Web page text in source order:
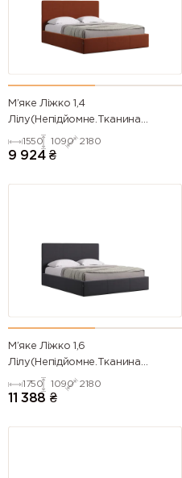
М’яке Ліжко 1,4
Лілу(Непідйомне.Тканина
FLOW,під замовлення)
1550 1090 2180
9 924 ₴
М’яке Ліжко 1,6
Лілу(Непідйомне.Тканина
FLOW,під замовлення)
1750 1090 2180
11 388 ₴